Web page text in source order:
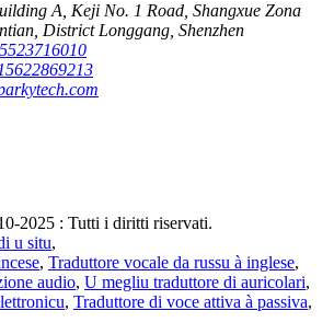
A, Keji No. 1 Road, Shangxue Zona
District Longgang, Shenzhen
2025 : Tutti i diritti riservati.
u situ,
, Traduttore vocale da russu à inglese,
audio, U megliu traduttore di auricolari,
, Traduttore di voce attiva à passiva,